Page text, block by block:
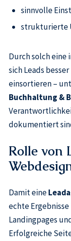
sinnvolle
strukturierte
Durch solch
sich Leads
einsortieren –
Buchhaltung &
dokumentiert
Rolle von
Damit eine
echte
Landingpages
Erfolgreiche